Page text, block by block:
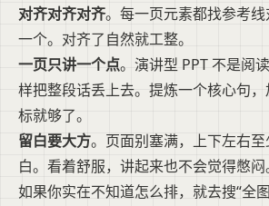
对齐对齐对齐。每一页元素都找参考
一个。对齐了自然就工整。
一页只讲一个点。演讲型 PPT 不是阅
样把整段话丢上去。提炼一个核心句
标就够了。
留白要大方。页面别塞满，上下左右
白。看着舒服，讲起来也不会觉得憋闷
如果你实在不知道怎么排，就去搜“全